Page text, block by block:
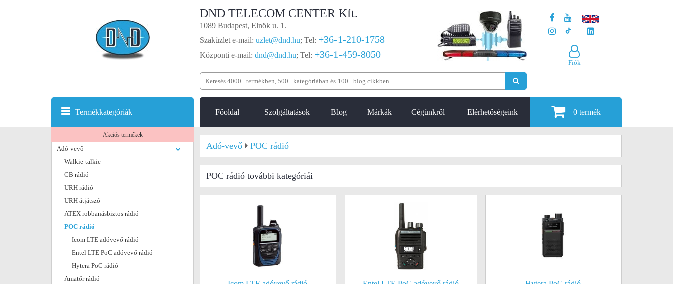
DND TELECOM CENTER Kft.
1089 Budapest, Elnök u. 1.
Szaküzlet e-mail: uzlet@dnd.hu; Tel: +36-1-210-1758
Központi e-mail: dnd@dnd.hu; Tel: +36-1-459-8050
Fiók
Főoldal Szolgáltatások Blog Márkák Cégünkről Elérhetőségeink 0 termék
Termékkategóriák
Akciós termékek
Adó-vevő
Walkie-talkie
CB rádió
URH rádió
URH átjátszó
ATEX robbanásbiztos rádió
POC rádió
Icom LTE adóvevő rádió
Entel LTE PoC adóvevő rádió
Hytera PoC rádió
Amatőr rádió
Adó-vevő POC rádió
POC rádió további kategóriái